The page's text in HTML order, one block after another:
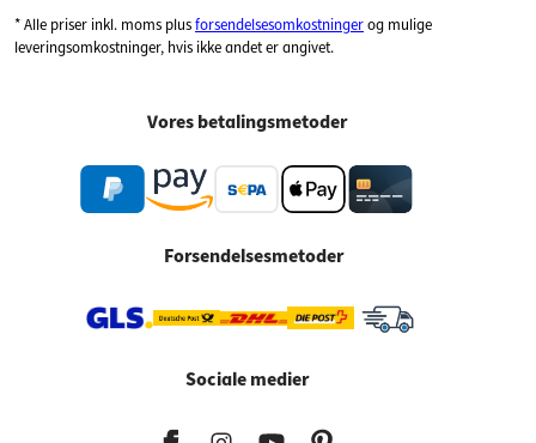
* Alle priser inkl. moms plusforsendelsesomkostningerog mulige
leveringsomkostninger, hvis ikke andet er angivet.
Vores betalingsmetoder
Forsendelsesmetoder
Sociale medier